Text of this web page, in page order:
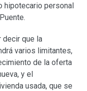
hipotecario personal
decir que la
varios limitantes,
de la oferta
y el
usada, que se